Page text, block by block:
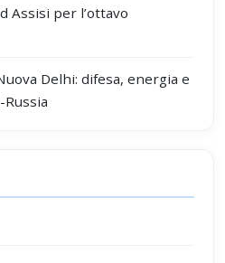
Assisi per l’ottavo
Delhi: difesa, energia e